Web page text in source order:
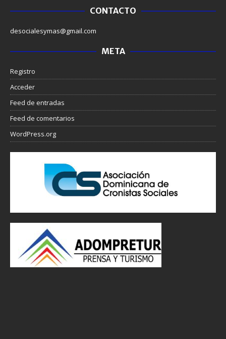
CONTACTO
desocialesymas@gmail.com
META
Registro
Acceder
Feed de entradas
Feed de comentarios
WordPress.org